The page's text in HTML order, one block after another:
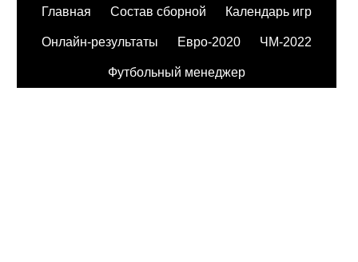
Главная Состав сборной Календарь игр
Онлайн-результаты Евро-2020 ЧМ-2022
Футбольный менеджер